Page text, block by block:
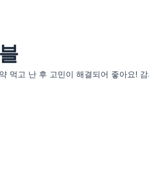
먹고 난 후 고민이 해결되어 좋아요!